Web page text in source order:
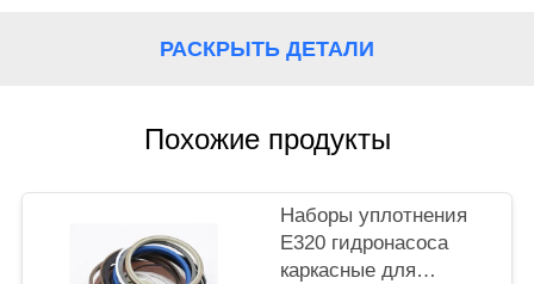
РАСКРЫТЬ ДЕТАЛИ
Похожие продукты
Наборы уплотнения
E320 гидронасоса
каркасные для